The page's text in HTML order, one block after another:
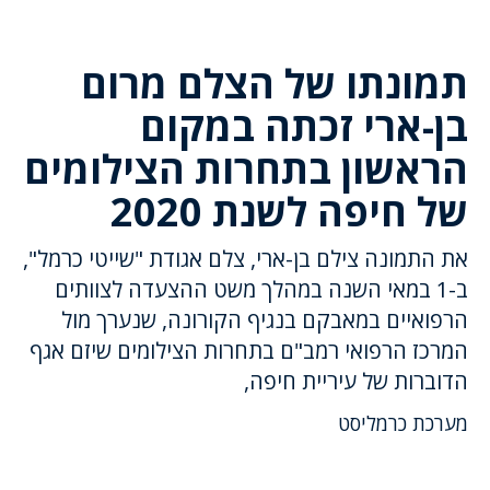
תמונתו של הצלם מרום
בן-ארי זכתה במקום
הראשון בתחרות הצילומים
של חיפה לשנת 2020
את התמונה צילם בן-ארי, צלם אגודת "שייטי כרמל",
ב-1 במאי השנה במהלך משט ההצעדה לצוותים
הרפואיים במאבקם בנגיף הקורונה, שנערך מול
המרכז הרפואי רמב"ם בתחרות הצילומים שיזם אגף
הדוברות של עיריית חיפה,
מערכת כרמליסט